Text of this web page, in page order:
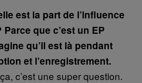
est la part de l’influence
que c’est un EP
qu’il est là pendant
et l’enregistrement.
c’est une super question.